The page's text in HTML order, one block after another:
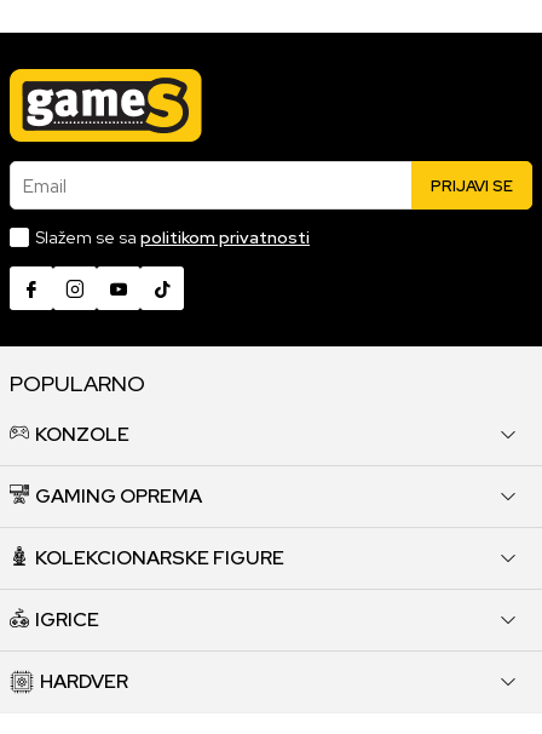
Email PRIJAVI SE
Slažem se sa politikom privatnosti
POPULARNO
KONZOLE
GAMING OPREMA
KOLEKCIONARSKE FIGURE
IGRICE
HARDVER